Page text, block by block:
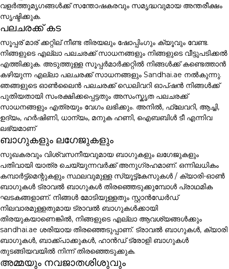
വളർത്തുമൃഗങ്ങൾക്ക് സന്തോഷകരവും സമൃദ്ധവുമായ അന്തരീക്ഷം
സൃഷ്ടിക്കുക.
പലചരക്ക് കട
സൂപ്പര് മാര് ക്കറ്റില് നീണ്ട തിരയലും ഷോപ്പിംഗും ക്യൂവും വേണ്ട.
നിങ്ങളുടെ എല്ലാ പലചരക്ക് സാധനങ്ങളും നിങ്ങളുടെ വീട്ടുപടിക്കൽ
എത്തിക്കുക. അടുത്തുള്ള സൂപ്പർമാർക്കറ്റിൽ നിങ്ങൾക്ക് കണ്ടെത്താൻ
കഴിയുന്ന എല്ലാ പലചരക്ക് സാധനങ്ങളും Sandhai.ae നൽകുന്നു.
ഞങ്ങളുടെ ഓൺലൈൻ പലചരക്ക് ഡെലിവറി ഓപ്ഷൻ നിങ്ങൾക്ക്
പുതിയതായി സംരക്ഷിക്കപ്പെട്ടതും അസംസ്കൃത പലചരക്ക്
സാധനങ്ങളും എത്രയും വേഗം ലഭിക്കും. അനിൽ, ഫ്ലേവറി, ആച്ചി,
ഉദ്യം, ഹർഷിണി, ധാന്യം, മനുക ഹണി, ഐബബിൾ ടീ എന്നിവ
ലഭ്യമാണ്
ബാഗുകളും ലഗേജുകളും
സുഖകരവും വിശ്വസനീയവുമായ ബാഗുകളും ലഗേജുകളും
പതിവായി യാത്ര ചെയ്യുന്നവർക്ക് അനുഗ്രഹമാണ്. ഒന്നിലധികം
കമ്പാർട്ട്മെന്റുകളും സ്ഥലവുമുള്ള സ്യൂട്ട്കേസുകൾ / ക്യാരി-ഓൺ
ബാഗുകൾ ട്രാവൽ ബാഗുകൾ തിരഞ്ഞെടുക്കുമ്പോൾ പ്രാഥമിക
ഘടകങ്ങളാണ്. നിങ്ങൾ മോടിയുള്ളതും സ്റ്റാൻഡേർഡ്
നിലവാരമുള്ളതുമായ ട്രാവൽ ബാഗുകൾക്കായി
തിരയുകയാണെങ്കിൽ, നിങ്ങളുടെ എല്ലാ ആവശ്യങ്ങൾക്കും
sandhai.ae ശരിയായ തിരഞ്ഞെടുപ്പാണ്. ട്രാവൽ ബാഗുകൾ, ക്യാരി
ബാഗുകൾ, ബാക്ക്പാക്കുകൾ, ഹാൻഡ് ട്രോളി ബാഗുകൾ
തുടങ്ങിയവയിൽ നിന്ന് തിരഞ്ഞെടുക്കുക.
അമ്മയും നവജാതശിശുവും